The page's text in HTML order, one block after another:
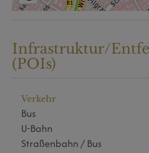
Infrastruktur/
(POIs)
Verkehr
Bus
U-Bahn
Straßenbahn / Bus